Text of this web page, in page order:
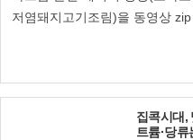
저염돼지고기조림)을 동영상
집콕시대,
트륨·당